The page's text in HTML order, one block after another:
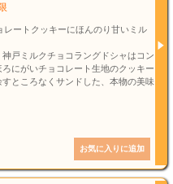
レートクッキーにほんのり甘いミル
戸ミルクチョコラングドシャはコン
にがいチョコレート生地のクッキー
ところなくサンドした、本物の美味